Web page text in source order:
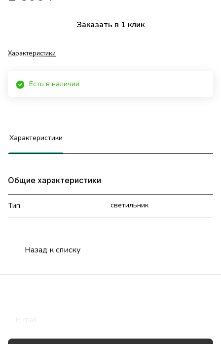
Заказать в 1 клик
Характеристики
Есть в наличии
Характеристики
Общие характеристики
Тип светильник
Назад к списку